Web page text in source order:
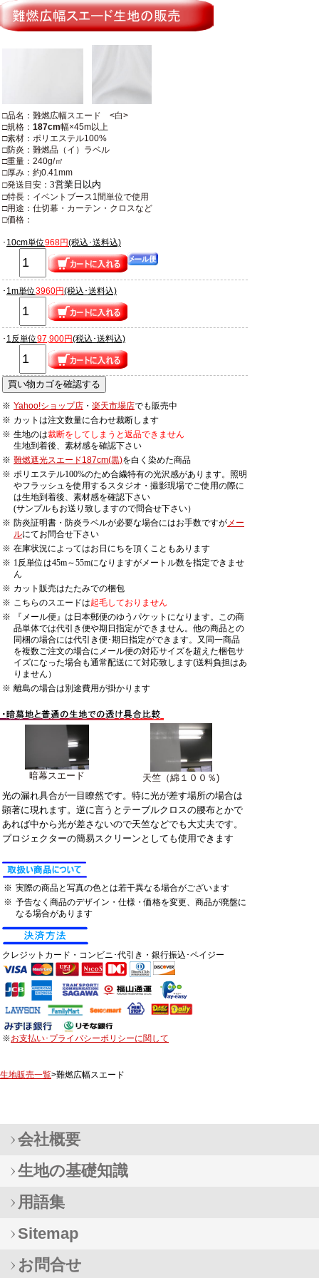
□品名：難燃広幅スエード <白>
□規格： 187cm幅×45m以上
□素材：ポリエステル100%
□防炎：難燃品（イ）ラベル
□重量：240g/㎡
□厚み：約0.41mm
□発送目安： 3営業日以内
□特長：イベントブース1間単位で使用
□用途：仕切幕・カーテン・クロスなど
□価格：
･ 10cm単位968円(税込･送料込)
･ 1m単位3960円(税込･送料込)
･ 1反単位97,900円(税込･送料込)
※ Yahoo!ショップ店 ・ 楽天市場店でも販売中
※ カットは注文数量に合わせ裁断します
※ 生地のは裁断をしてしまうと返品できません
生地到着後、素材感を確認下さい
※ 難燃遮光スエード187cm(黒)を白く染めた商品
※ ポリエステル100%のため合繊特有の光沢感があります。照明
やフラッシュを使用するスタジオ・撮影現場でご使用の際に
は生地到着後、素材感を確認下さい
(サンプルもお送り致しますので問合せ下さい）
※ 防炎証明書・防炎ラベルが必要な場合にはお手数ですがメー
ルにてお問合せ下さい
※ 在庫状況によってはお日にちを頂くこともあります
※ 1反単位は45m～55mになりますがメートル数を指定できませ
ん
※ カット販売はたたみでの梱包
※ こちらのスエードは起毛しておりません
※
『メール便』は日本郵便のゆうパケットになります。この商
品単体では代引き便や期日指定ができません。他の商品との
同梱の場合には代引き便･期日指定ができます。又同一商品
を複数ご注文の場合にメール便の対応サイズを超えた梱包サ
イズになった場合も通常配送にて対応致します(送料負担はあ
りません）
※ 離島の場合は別途費用が掛かります
暗幕スエード
天竺（綿１００％)
光の漏れ具合が一目瞭然です。特に光が差す場所の場合は
顕著に現れます。逆に言うとテーブルクロスの腰布とかで
あれば中から光が差さないので天竺などでも大丈夫です。
プロジェクターの簡易スクリーンとしても使用できます
※ 実際の商品と写真の色とは若干異なる場合がございます
※ 予告なく商品のデザイン・仕様・価格を変更、商品が廃盤に
なる場合があります
クレジットカード・コンビニ･代引き・銀行振込･ペイジー
※お支払い･プライバシーポリシーに関して
生地販売一覧>難燃広幅スエード
会社概要
生地の基礎知識
用語集
Sitemap
お問合せ